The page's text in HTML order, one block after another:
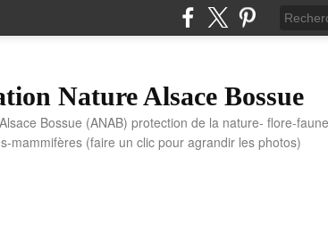
Nature Alsace Bossue
Bossue (ANAB) protection de la nature- flore-
mammifères (faire un clic pour agrandir les photos)